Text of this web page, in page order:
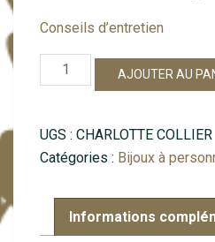
Conseils d’entretien
quantité
de
clips
AJOUTER AU
UGS : CHARLOTTE COLLIER
Catégories : Bijoux à
Informations